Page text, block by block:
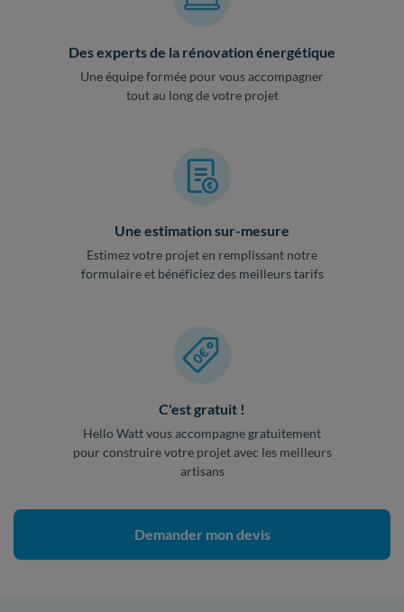
Des experts de la rénovation énergétique
Une équipe formée pour vous accompagner
tout au long de votre projet
Une estimation sur-mesure
Estimez votre projet en remplissant notre
formulaire et bénéficiez des meilleurs tarifs
C'est gratuit !
Hello Watt vous accompagne gratuitement
pour construire votre projet avec les meilleurs
artisans
Demander mon devis